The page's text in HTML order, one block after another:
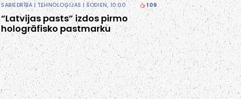
SABIEDRĪBA|TEHNOLOĢIJAS | ŠODIEN, 10:00 109
“Latvijas pasts” izdos pirmo
hologrāfisko pastmarku